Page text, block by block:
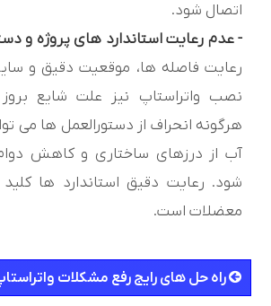
اتصال شود.
- عدم رعایت استاندارد های پروژه و
رعایت فاصله ها، موقعیت دقیق و
نصب واتراستاپ نیز علت شایع
هرگونه انحراف از دستورالعمل ها می
آب از درزهای ساختاری و کاهش
شود. رعایت دقیق استاندارد ها
معضلات است.
راه حل های رایج رفع مشکلات